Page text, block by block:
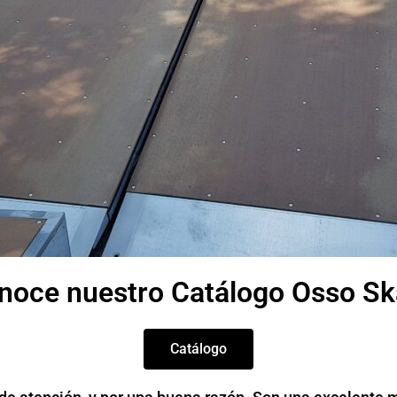
nuestro Catálogo Osso
Catálogo